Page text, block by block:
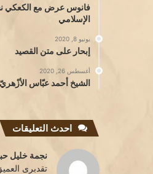
فانوس عرض مع الكعكي
الإسلامي
يونيو 8, 2020
إبحار على متن القصيد
أغسطس 26, 2020
الشيخ أحمد عبّاس الأزْهريّ (1853-1926):الكلّيّة
احدث التعليقات
نجمة خليل
تقدبرى